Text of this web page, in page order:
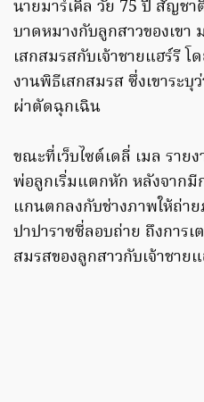
นายมาร์เคิล วัย 75 ปี สัญช
บาดหมางกับลูกสาวของเขา
เสกสมรสกับเจ้าชายแฮร์รี โ
งานพิธีเสกสมรส ซึ่งเขาระ
ผ่าตัดฉุกเฉิน
ขณะที่เว็บไซต์เดลี่ เมล ราย
พ่อลูกเริ่มแตกหัก หลังจากมี
แกนตกลงกับช่างภาพให้ถ่า
ปาปาราซซี่ลอบถ่าย ถึงการ
สมรสของลูกสาวกับเจ้าชาย